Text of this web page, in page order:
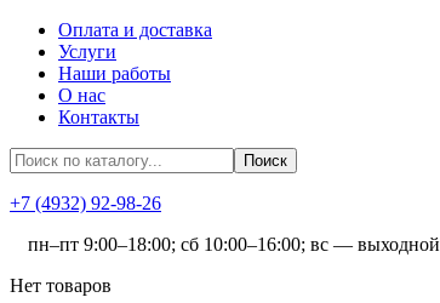
Оплата и доставка
Услуги
Наши работы
О нас
Контакты
+7 (4932) 92-98-26
пн–пт 9:00–18:00; сб 10:00–16:00; вс — выходной
Нет товаров